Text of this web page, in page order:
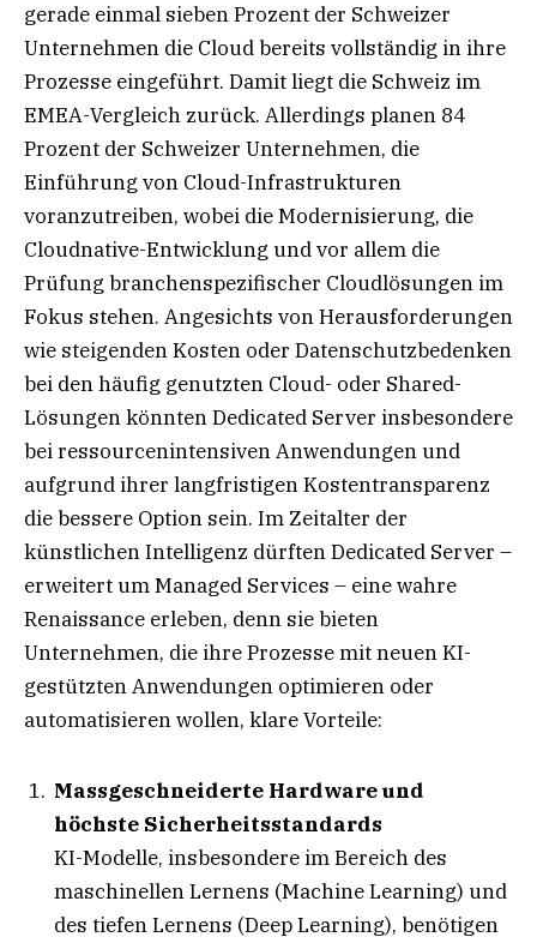
gerade einmal sieben Prozent der Schweizer
Unternehmen die Cloud bereits vollständig in ihre
Prozesse eingeführt. Damit liegt die Schweiz im
EMEA-Vergleich zurück. Allerdings planen 84
Prozent der Schweizer Unternehmen, die
Einführung von Cloud-Infrastrukturen
voranzutreiben, wobei die Modernisierung, die
Cloudnative-Entwicklung und vor allem die
Prüfung branchenspezifischer Cloudlösungen im
Fokus stehen. Angesichts von Herausforderungen
wie steigenden Kosten oder Datenschutzbedenken
bei den häufig genutzten Cloud- oder Shared-
Lösungen könnten Dedicated Server insbesondere
bei ressourcenintensiven Anwendungen und
aufgrund ihrer langfristigen Kostentransparenz
die bessere Option sein. Im Zeitalter der
künstlichen Intelligenz dürften Dedicated Server –
erweitert um Managed Services – eine wahre
Renaissance erleben, denn sie bieten
Unternehmen, die ihre Prozesse mit neuen KI-
gestützten Anwendungen optimieren oder
automatisieren wollen, klare Vorteile:
Massgeschneiderte Hardware und
höchste Sicherheitsstandards
KI-Modelle, insbesondere im Bereich des
maschinellen Lernens (Machine Learning) und
des tiefen Lernens (Deep Learning), benötigen